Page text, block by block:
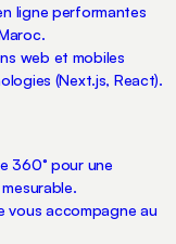
ligne performantes
web et mobiles
(Next.js, React).
360° pour une
vous accompagne au